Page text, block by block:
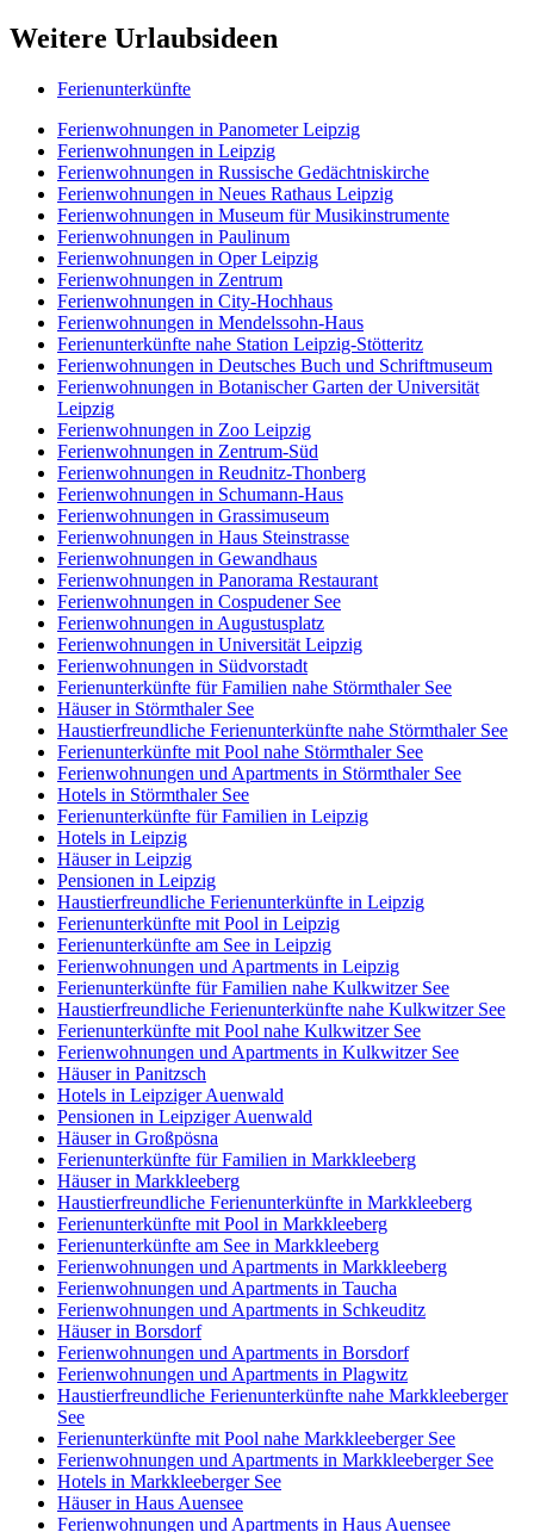
Weitere Urlaubsideen
Ferienunterkünfte
Ferienwohnungen in Panometer Leipzig
Ferienwohnungen in Leipzig
Ferienwohnungen in Russische Gedächtniskirche
Ferienwohnungen in Neues Rathaus Leipzig
Ferienwohnungen in Museum für Musikinstrumente
Ferienwohnungen in Paulinum
Ferienwohnungen in Oper Leipzig
Ferienwohnungen in Zentrum
Ferienwohnungen in City-Hochhaus
Ferienwohnungen in Mendelssohn-Haus
Ferienunterkünfte nahe Station Leipzig-Stötteritz
Ferienwohnungen in Deutsches Buch und Schriftmuseum
Ferienwohnungen in Botanischer Garten der Universität
Leipzig
Ferienwohnungen in Zoo Leipzig
Ferienwohnungen in Zentrum-Süd
Ferienwohnungen in Reudnitz-Thonberg
Ferienwohnungen in Schumann-Haus
Ferienwohnungen in Grassimuseum
Ferienwohnungen in Haus Steinstrasse
Ferienwohnungen in Gewandhaus
Ferienwohnungen in Panorama Restaurant
Ferienwohnungen in Cospudener See
Ferienwohnungen in Augustusplatz
Ferienwohnungen in Universität Leipzig
Ferienwohnungen in Südvorstadt
Ferienunterkünfte für Familien nahe Störmthaler See
Häuser in Störmthaler See
Haustierfreundliche Ferienunterkünfte nahe Störmthaler See
Ferienunterkünfte mit Pool nahe Störmthaler See
Ferienwohnungen und Apartments in Störmthaler See
Hotels in Störmthaler See
Ferienunterkünfte für Familien in Leipzig
Hotels in Leipzig
Häuser in Leipzig
Pensionen in Leipzig
Haustierfreundliche Ferienunterkünfte in Leipzig
Ferienunterkünfte mit Pool in Leipzig
Ferienunterkünfte am See in Leipzig
Ferienwohnungen und Apartments in Leipzig
Ferienunterkünfte für Familien nahe Kulkwitzer See
Haustierfreundliche Ferienunterkünfte nahe Kulkwitzer See
Ferienunterkünfte mit Pool nahe Kulkwitzer See
Ferienwohnungen und Apartments in Kulkwitzer See
Häuser in Panitzsch
Hotels in Leipziger Auenwald
Pensionen in Leipziger Auenwald
Häuser in Großpösna
Ferienunterkünfte für Familien in Markkleeberg
Häuser in Markkleeberg
Haustierfreundliche Ferienunterkünfte in Markkleeberg
Ferienunterkünfte mit Pool in Markkleeberg
Ferienunterkünfte am See in Markkleeberg
Ferienwohnungen und Apartments in Markkleeberg
Ferienwohnungen und Apartments in Taucha
Ferienwohnungen und Apartments in Schkeuditz
Häuser in Borsdorf
Ferienwohnungen und Apartments in Borsdorf
Ferienwohnungen und Apartments in Plagwitz
Haustierfreundliche Ferienunterkünfte nahe Markkleeberger
See
Ferienunterkünfte mit Pool nahe Markkleeberger See
Ferienwohnungen und Apartments in Markkleeberger See
Hotels in Markkleeberger See
Häuser in Haus Auensee
Ferienwohnungen und Apartments in Haus Auensee